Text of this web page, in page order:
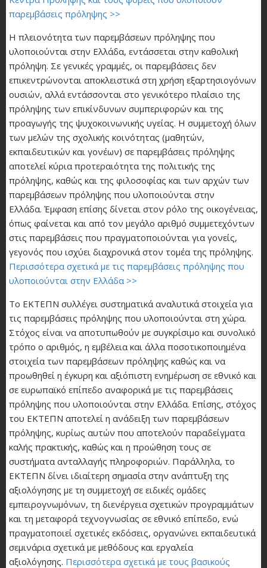
παρεμβάσεις πρόληψης >>
Η πλειονότητα των παρεμβάσεων πρόληψης που
υλοποιούνται στην Ελλάδα, εντάσσεται στην καθολική
πρόληψη. Σε γενικές γραμμές, οι παρεμβάσεις δεν
επικεντρώνονται αποκλειστικά στη χρήση εξαρτησιογόνων
ουσιών, αλλά εντάσσονται στο γενικότερο πλαίσιο της
πρόληψης των επικίνδυνων συμπεριφορών και της
προαγωγής της ψυχοκοινωνικής υγείας. Η συμμετοχή όλων
των μελών της σχολικής κοινότητας (μαθητών,
εκπαιδευτικών και γονέων) σε παρεμβάσεις πρόληψης
αποτελεί κύρια προτεραιότητα της πολιτικής της
πρόληψης, καθώς και της φιλοσοφίας και των αρχών των
παρεμβάσεων πρόληψης που υλοποιούνται στην
Ελλάδα. Έμφαση επίσης δίνεται στον ρόλο της οικογένειας,
όπως φαίνεται και από τον μεγάλο αριθμό συμμετεχόντων
στις παρεμβάσεις που πραγματοποιούνται για γονείς,
γεγονός που ισχύει διαχρονικά στον τομέα της πρόληψης.
Περισσότερα σχετικά με τις παρεμβάσεις πρόληψης που
υλοποιούνται στην Ελλάδα >>
Το ΕΚΤΕΠΝ συλλέγει συστηματικά αναλυτικά στοιχεία για
τις παρεμβάσεις πρόληψης που υλοποιούνται στη χώρα.
Στόχος είναι να αποτυπωθούν με συγκρίσιμο και συνολικό
τρόπο ο αριθμός, η εμβέλεια και άλλα ποσοτικοποιημένα
στοιχεία των παρεμβάσεων πρόληψης καθώς και να
προωθηθεί η έγκυρη και αξιόπιστη ενημέρωση σε εθνικό και
σε ευρωπαϊκό επίπεδο αναφορικά με τις παρεμβάσεις
πρόληψης που υλοποιούνται στην Ελλάδα. Επίσης, στόχος
του ΕΚΤΕΠΝ αποτελεί η ανάδειξη των παρεμβάσεων
πρόληψης, κυρίως αυτών που αποτελούν παραδείγματα
καλής πρακτικής, καθώς και η προώθηση τους σε
συστήματα ανταλλαγής πληροφοριών. Παράλληλα, το
ΕΚΤΕΠΝ δίνει ιδιαίτερη σημασία στην ανάπτυξη της
αξιολόγησης με τη συμμετοχή σε ειδικές ομάδες
εμπειρογνωμόνων, τη διενέργεια σχετικών προγραμμάτων
και τη μεταφορά τεχνογνωσίας σε εθνικό επίπεδο, ενώ
πραγματοποιεί σχετικές εκδόσεις, οργανώνει εκπαιδευτικά
σεμινάρια σχετικά με μεθόδους και εργαλεία
αξιολόγησης. Περισσότερα σχετικά με τους βασικούς